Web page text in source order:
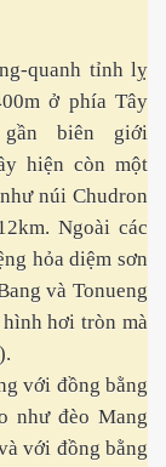
quanh tỉnh lỵ
ở phía Tây
biên giới
hiện còn một
núi Chudron
Ngoài các
hỏa diệm sơn
và Tonueng
hơi tròn mà
với đồng bằng
như đèo Mang
với đồng bằng